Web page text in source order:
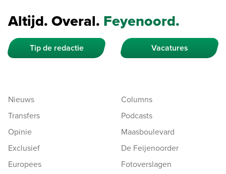
Altijd. Overal. Feyenoord.
Tip de redactie Vacatures
Nieuws
Transfers
Opinie
Exclusief
Europees
Columns
Podcasts
Maasboulevard
De Feijenoorder
Fotoverslagen